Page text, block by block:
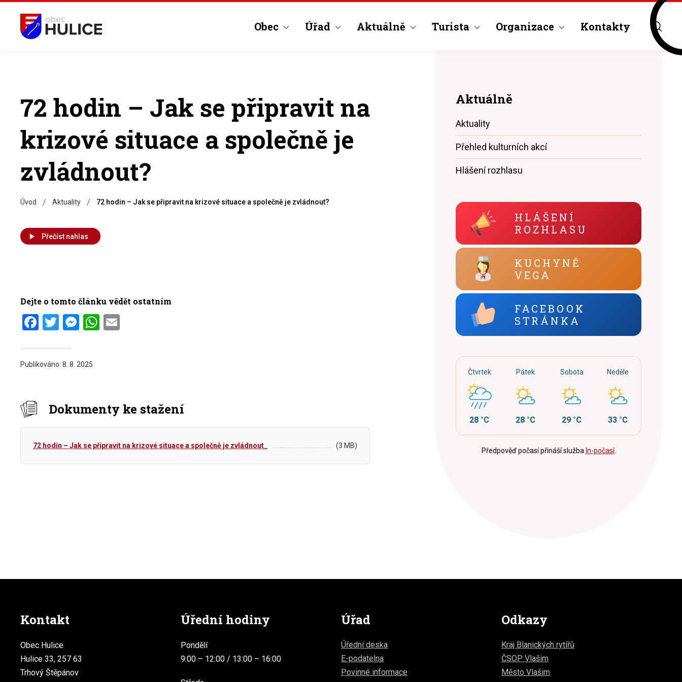
Obec Úřad Aktuálně Turista Organizace Kontakty
72 hodin – Jak se připravit na
krizové situace a společně je
zvládnout?
Úvod / Aktuality / 72 hodin – Jak se připravit na krizové situace a společně je zvládnout?
Přečíst nahlas
Dejte o tomto článku vědět ostatním
Facebook
Twitter
Messenger
WhatsApp
Publikováno: 8. 8. 2025
Dokumenty ke stažení
72 hodin – Jak se připravit na krizové situace a společně je zvládnout_ (3 MB)
Aktuálně
Aktuality
Přehled kulturních akcí
Hlášení rozhlasu
HLÁŠENÍ
ROZHLASU
KUCHYNĚ
VEGA
FACEBOOK
STRÁNKA
Čtvrtek
28 °C
Pátek
28 °C
Sobota
29 °C
Neděle
33 °C
Předpověď počasí přináší služba In-počasí.
Kontakt
Obec Hulice
Hulice 33, 257 63
Trhový Štěpánov
Úřední hodiny
Pondělí
9:00 – 12:00 / 13:00 – 16:00
Úřad
Úřední deska
E-podatelna
Povinné informace
Odkazy
Kraj Blanických rytířů
ČSOP Vlašim
Město Vlašim